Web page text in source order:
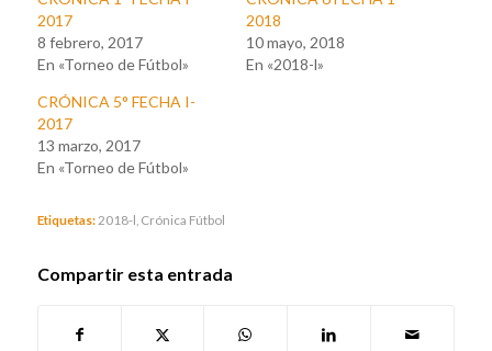
2017
8 febrero, 2017
En «Torneo de Fútbol»
2018
10 mayo, 2018
En «2018-l»
CRÓNICA 5° FECHA I-
2017
13 marzo, 2017
En «Torneo de Fútbol»
Etiquetas: 2018-l Crónica Fútbol
Compartir esta entrada